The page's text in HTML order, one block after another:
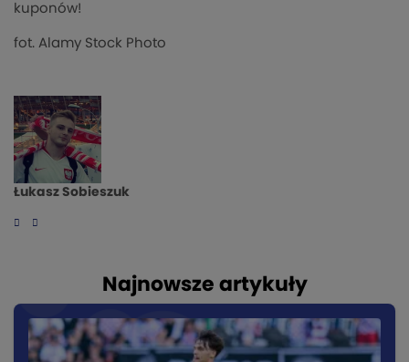
kuponów!
fot. Alamy Stock Photo
Łukasz Sobieszuk
Najnowsze artykuły